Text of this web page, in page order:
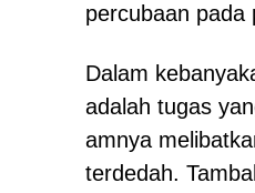
percubaan pada
Dalam
adalah tugas
amnya
terdedah.